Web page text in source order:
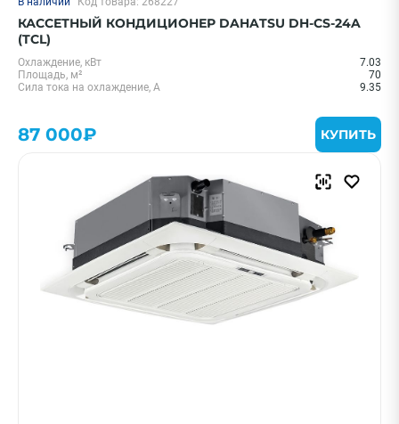
КАССЕТНЫЙ КОНДИЦИОНЕР DAHATSU DH-CS-24A
(TCL)
Охлаждение, кВт
7.03
Площадь, м²
70
Сила тока на охлаждение, А
9.35
87 000₽ КУПИТЬ